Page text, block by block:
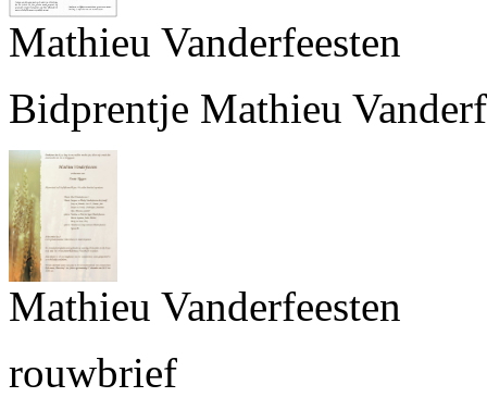
Mathieu Vanderfeesten
Bidprentje Mathieu
Mathieu Vanderfeesten
rouwbrief